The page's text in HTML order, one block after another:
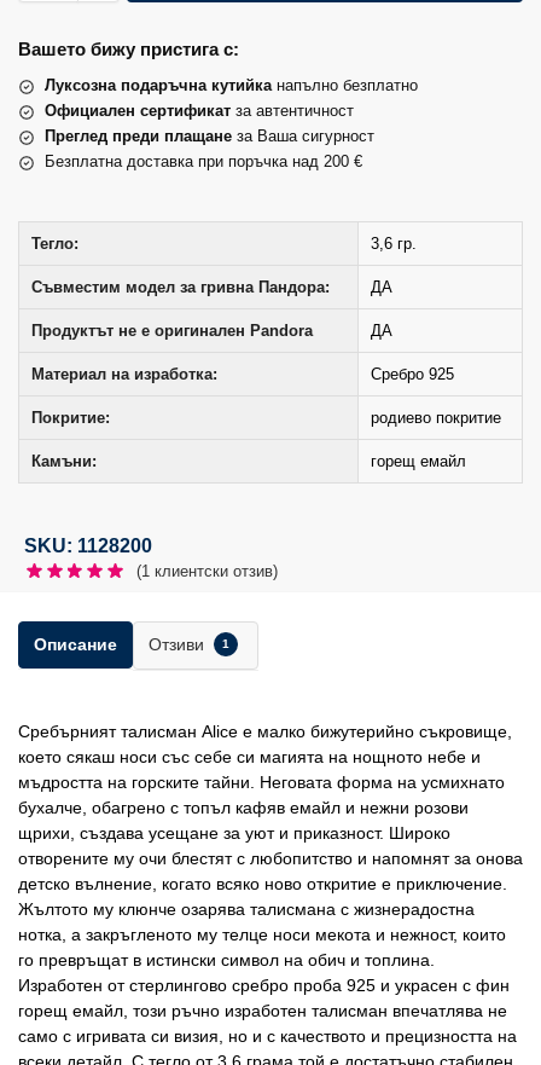
Вашето бижу пристига с:
Луксозна подаръчна кутийканапълно безплатно
Официален сертификат за автентичност
Преглед преди плащане за Ваша сигурност
Безплатна доставка при поръчка над 200 €
Тегло: 3,6 гр.
Съвместим модел за гривна Пандора: ДА
Продуктът не е оригинален Pandora ДА
Материал на изработка: Сребро 925
Покритие: родиево покритие
Камъни: горещ емайл
SKU: 1128200
(1 клиентски отзив)
Описание Отзиви 1
Сребърният талисман Alice е малко бижутерийно съкровище,
което сякаш носи със себе си магията на нощното небе и
мъдростта на горските тайни. Неговата форма на усмихнато
бухалче, обагрено с топъл кафяв емайл и нежни розови
щрихи, създава усещане за уют и приказност. Широко
отворените му очи блестят с любопитство и напомнят за онова
детско вълнение, когато всяко ново откритие е приключение.
Жълтото му клюнче озарява талисмана с жизнерадостна
нотка, а закръгленото му телце носи мекота и нежност, които
го превръщат в истински символ на обич и топлина.
Изработен от стерлингово сребро проба 925 и украсен с фин
горещ емайл, този ръчно изработен талисман впечатлява не
само с игривата си визия, но и с качеството и прецизността на